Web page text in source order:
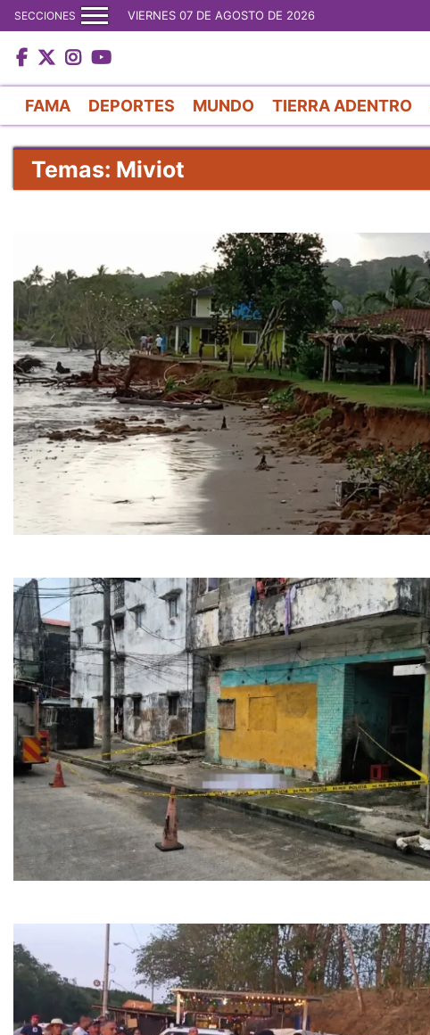
SECCIONES VIERNES 07 DE AGOSTO DE 2026
FAMA DEPORTES MUNDO TIERRA ADENTRO
Temas: Miviot